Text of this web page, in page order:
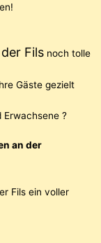
Fils noch tolle
Gäste gezielt
Erwachsene ?
an der
Fils ein voller